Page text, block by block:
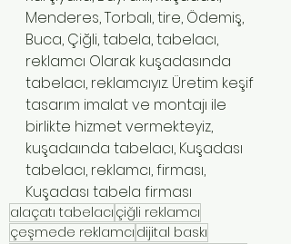
Menderes, Torbalı, tire, Ödemiş,
Buca, Çiğli, tabela, tabelacı,
reklamcı Olarak kuşadasında
tabelacı, reklamcıyız. Üretim keşif
tasarım imalat ve montajı ile
birlikte hizmet vermekteyiz,
kuşadaında tabelacı, Kuşadası
tabelacı, reklamcı, firması,
Kuşadası tabela firması
alaçatı tabelacı çiğli reklamcı
çeşmede reklamcı dijital baskı